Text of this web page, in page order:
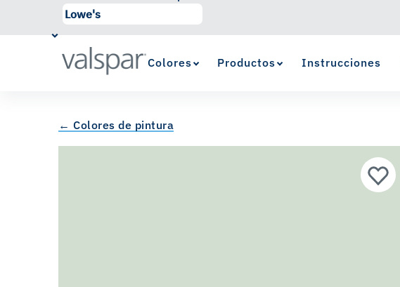
Colores Productos Instrucciones
← Colores de pintura